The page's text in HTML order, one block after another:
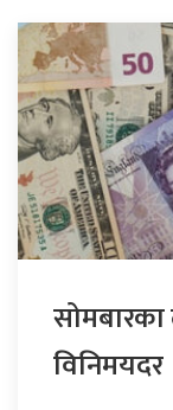
सोमबारका
विनिमयदर